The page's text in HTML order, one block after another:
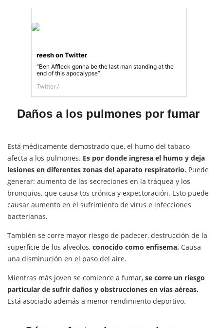
reesh on Twitter
“Ben Affleck gonna be the last man standing at the
end of this apocalypse”
Twitter /
Daños a los pulmones por fumar
Está médicamente demostrado que, el humo del tabaco
afecta a los pulmones. Es por donde ingresa el humo y deja
lesiones en diferentes zonas del aparato respiratorio. Puede
generar: aumento de las secreciones en la tráquea y los
bronquios, que causa tos crónica y expectoración. Esto puede
causar aumento en el sufrimiento de virus e infecciones
bacterianas.
También se corre mayor riesgo de padecer, destrucción de la
superficie de los alveolos, conocido como enfisema. Causa
una disminución en el paso del aire.
Mientras más joven se comience a fumar, se corre un riesgo
particular de sufrir daños y obstrucciones en vías aéreas.
Está asociado además a menor rendimiento deportivo.